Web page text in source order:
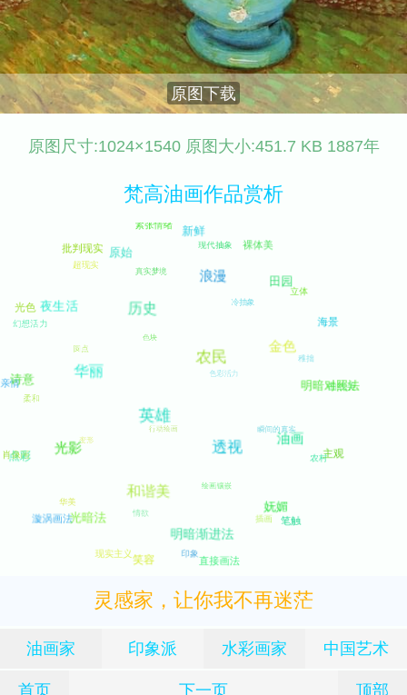
原图下载
原图尺寸:1024×1540 原图大小:451.7 KB 1887年
梵高油画作品赏析
油画家 印象派 水彩画家 中国艺术
首页 下一页 顶部
灵感家，让你我不再迷茫